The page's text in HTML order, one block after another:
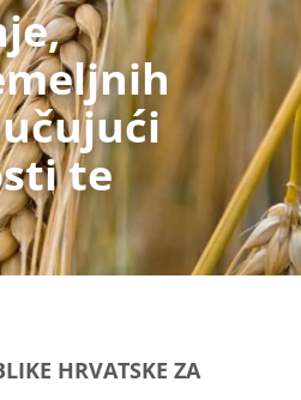
te
HRVATSKE ZA